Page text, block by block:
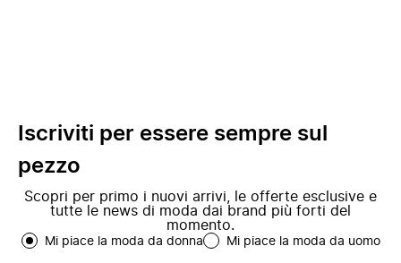
Iscriviti per essere sempre sul
pezzo
Scopri per primo i nuovi arrivi, le offerte esclusive e
tutte le news di moda dai brand più forti del
momento.
Mi piace la moda da donna Mi piace la moda da uomo